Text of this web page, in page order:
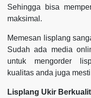
Sehingga bisa
maksimal.
Memesan lisplang
Sudah ada media
untuk mengorder
kualitas anda juga
Lisplang Ukir